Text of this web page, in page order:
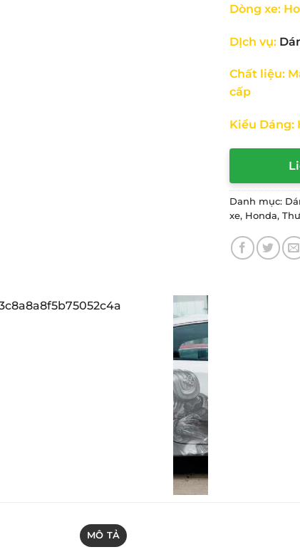
Dòng xe:
DỊch vụ:
Chất liệu:
cấp
Kiểu Dáng:
Danh mục:
xe, Honda,
MÔ TẢ